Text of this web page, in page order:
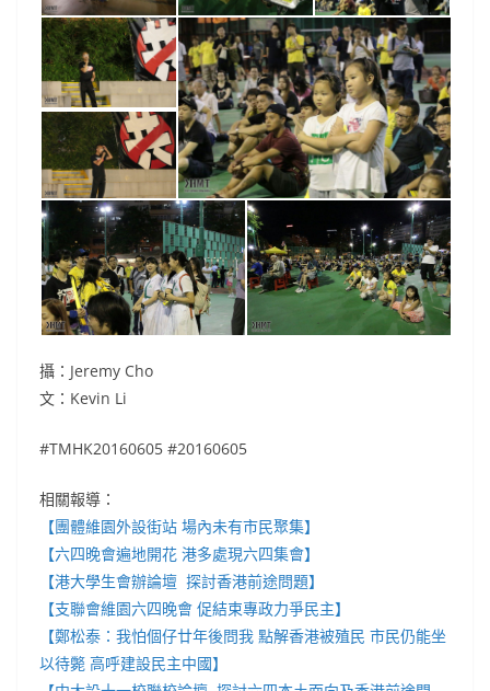
攝：Jeremy Cho
文：Kevin Li
#TMHK20160605 #20160605
相關報導：
【團體維園外設街站 場內未有市民聚集】
【六四晚會遍地開花 港多處現六四集會】
【港大學生會辦論壇 探討香港前途問題】
【支聯會維園六四晚會 促結束專政力爭民主】
【鄭松泰：我怕個仔廿年後問我 點解香港被殖民 市民仍能坐
以待斃 高呼建設民主中國】